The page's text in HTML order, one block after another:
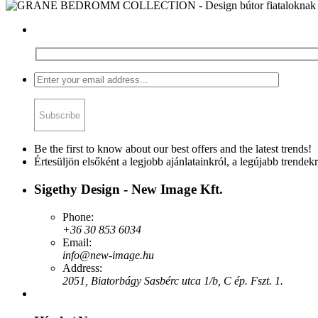
Be the first to know about our best offers and the latest trends!
Értesüljön elsőként a legjobb ajánlatainkról, a legújabb
Sigethy Design - New Image Kft.
Phone:
+36 30 853 6034
Email:
info@new-image.hu
Address:
2051, Biatorbágy Sasbérc utca 1/b, C ép. Fszt. 1.